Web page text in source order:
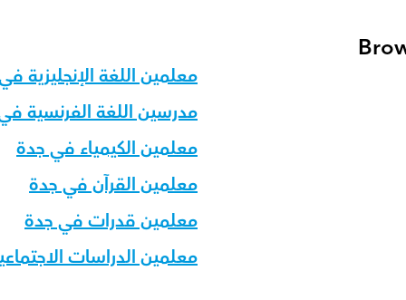
معلمين اللغة الإنجليزية
مدرسين اللغة الفرنسية
معلمين الكيمياء في جدة
معلمين القرآن في جدة
معلمين قدرات في جدة
معلمين الدراسات